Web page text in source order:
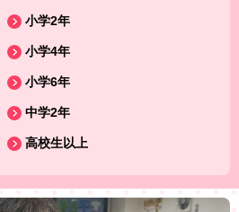
小学2年
小学4年
小学6年
中学2年
高校生以上